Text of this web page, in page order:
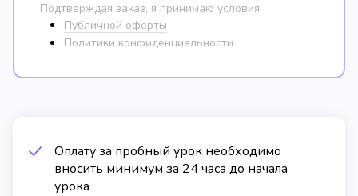
Подтверждая заказ, я принимаю условия:
Публичной оферты
Политики конфиденциальности
Оплату за пробный урок необходимо
вносить минимум за 24 часа до начала
урока